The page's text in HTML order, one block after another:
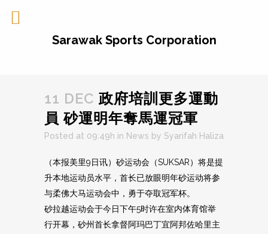
11 DEC 政府培訓更多運動
員 砂運明年奪馬運冠軍
Posted at 09:49h in News by Syarifah Haliza
（本报美里9日讯）砂运动会（SUKSAR）将是提
升本地运动员水平，首长已放眼明年砂运动将参
与柔佛大马运动会中，勇于夺取冠军杯。
砂拉越运动会于今日下午5时许在室内体育馆举
行开幕，砂州首长拿督阿玛巴丁宜阿邦佐哈里主
Sarawak Sports Corporation